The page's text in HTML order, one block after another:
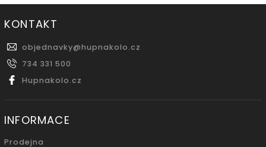
KONTAKT
objednavky@hupnakolo.cz
734 331 500
Hupnakolo.cz
INFORMACE
Prodejna